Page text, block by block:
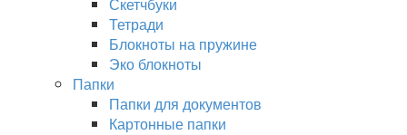
Тетради
Блокноты на пружине
Эко блокноты
Папки
Папки для документов
Картонные папки